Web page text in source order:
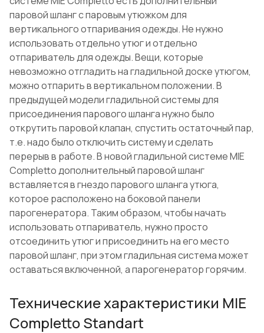
паровой шланг с паровым утюжком для
вертикального отпаривания одежды. Не нужно
использовать отдельно утюг и отдельно
отпариватель для одежды. Вещи, которые
невозможно отгладить на гладильной доске утюгом,
можно отпарить в вертикальном положении. В
предыдущей модели гладильной системы для
присоединения парового шланга нужно было
открутить паровой клапан, спустить остаточный пар,
т.е. надо было отключить систему и сделать
перерыв в работе. В новой гладильной системе MIE
Completto дополнительный паровой шланг
вставляется в гнездо парового шланга утюга,
которое расположено на боковой панели
парогенератора. Таким образом, чтобы начать
использовать отпариватель, нужно просто
отсоединить утюг и присоединить на его место
паровой шланг, при этом гладильная система может
оставаться включенной, а парогенератор горячим.
Технические характеристики MIE
Completto Standart